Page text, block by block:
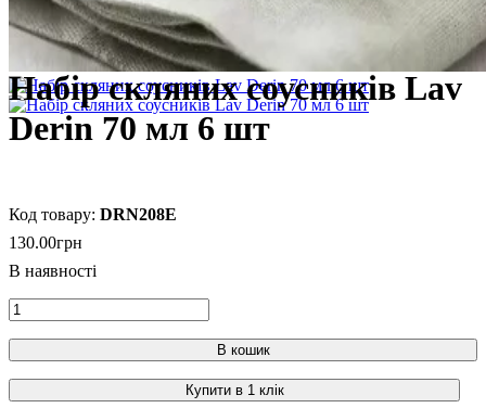
Набір скляних соусників Lav
Derin 70 мл 6 шт
DRN208E
130.00грн
В кошик
Купити в 1 клік